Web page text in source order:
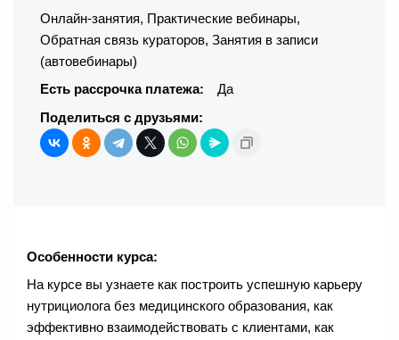
Онлайн-занятия, Практические вебинары,
Обратная связь кураторов, Занятия в записи
(автовебинары)
Есть рассрочка платежа:
Да
Поделиться с друзьями:
Особенности курса:
На курсе вы узнаете как построить успешную карьеру
нутрициолога без медицинского образования, как
эффективно взаимодействовать с клиентами, как